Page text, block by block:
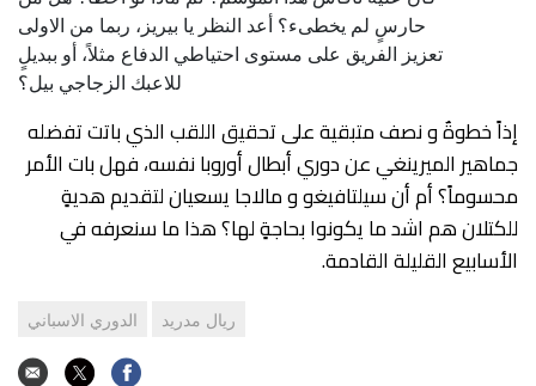
حارسٍ لم يخطىء؟ أعد النظر يا بيريز، ربما من الاولى
تعزيز الفريق على مستوى احتياطي الدفاع مثلاً، أو ببديلٍ
للاعبك الزجاجي بيل؟
إذاً خطوةٌ و نصف متبقية على تحقيق اللقب الذي باتت تفضله
جماهير الميرينغي عن دوري أبطال أوروبا نفسه، فهل بات الأمر
محسوماً؟ أم أن سيلتافيغو و مالاجا يسعيان لتقديم هديةٍ
للكتلان هم اشد ما يكونوا بحاجةٍ لها؟ هذا ما سنعرفه في
الأسابيع القليلة القادمة.
ريال مدريد الدوري الاسباني